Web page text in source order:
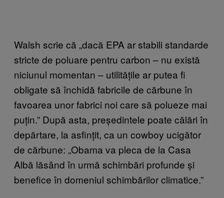
Walsh scrie că „dacă EPA ar stabili standarde
stricte de poluare pentru carbon – nu există
niciunul momentan – utilitățile ar putea fi
obligate să închidă fabricile de cărbune în
favoarea unor fabrici noi care să polueze mai
puțin.” După asta, președintele poate călări în
depărtare, la asfințit, ca un cowboy ucigător
de cărbune: „Obama va pleca de la Casa
Albă lăsând în urmă schimbări profunde și
benefice în domeniul schimbărilor climatice.”